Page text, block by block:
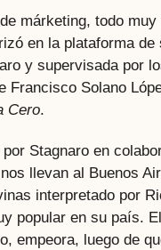
márketing, todo
en la plataforma
y supervisada por
Francisco Solano
Cero.
Stagnaro en
llevan al Buenos
interpretado por
popular en su país.
empeora, luego de